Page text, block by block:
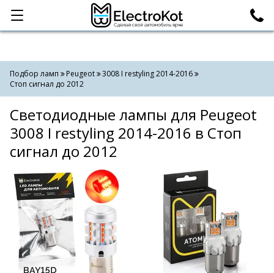
Категории Поиск
Подбор ламп Peugeot
3008 I restyling 2014-2016
Стоп сигнал до 2012
Светодиодные лампы для Peugeot
3008 I restyling 2014-2016 в Стоп
сигнал до 2012